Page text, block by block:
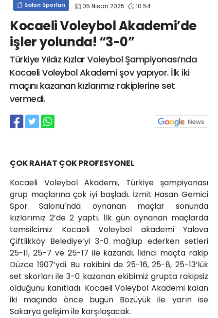
Salon Sporları 05 Nisan 2025 10:54
Kocaeli Voleybol Akademi’de
işler yolunda! “3-0”
Türkiye Yıldız Kızlar Voleybol Şampiyonası’nda
Kocaeli Voleybol Akademi şov yapıyor. İlk iki
maçını kazanan kızlarımız rakiplerine set
vermedi.
ÇOK RAHAT ÇOK PROFESYONEL
Kocaeli Voleybol Akademi, Türkiye şampiyonası
grup maçlarına çok iyi başladı. İzmit Hasan Gemici
Spor Salonu’nda oynanan maçlar sonunda
kızlarımız 2’de 2 yaptı. İlk gün oynanan maçlarda
temsilcimiz Kocaeli Voleybol akademi Yalova
Çiftlikköy Belediye’yi 3-0 mağlup ederken setleri
25-11, 25-7 ve 25-17 ile kazandı. İkinci maçta rakip
Düzce 1907’ydi. Bu rakibini de 25-16, 25-8, 25-13’lük
set skorları ile 3-0 kazanan ekibimiz grupta rakipsiz
olduğunu kanıtladı. Kocaeli Voleybol Akademi kalan
iki maçında önce bugün Bozüyük ile yarın ise
Sakarya gelişim ile karşılaşacak.
info@spor41.com